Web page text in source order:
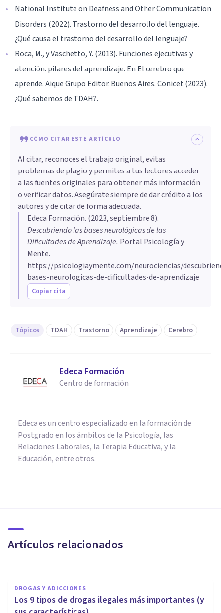
National Institute on Deafness and Other Communication
Disorders (2022). Trastorno del desarrollo del lenguaje.
¿Qué causa el trastorno del desarrollo del lenguaje?
Roca, M., y Vaschetto, Y. (2013). Funciones ejecutivas y
atención: pilares del aprendizaje. En El cerebro que
aprende. Aique Grupo Editor. Buenos Aires. Conicet (2023).
¿Qué sabemos de TDAH?.
CÓMO CITAR ESTE ARTÍCULO
Al citar, reconoces el trabajo original, evitas
problemas de plagio y permites a tus lectores acceder
a las fuentes originales para obtener más información
o verificar datos. Asegúrate siempre de dar crédito a los
autores y de citar de forma adecuada.
Edeca Formación. (2023, septiembre 8).
Descubriendo las bases neurológicas de las
Dificultades de Aprendizaje. Portal Psicología y
Mente.
https://psicologiaymente.com/neurociencias/
bases-neurologicas-de-dificultades-de-aprendizaje
Copiar cita
Tópicos TDAH Trastorno Aprendizaje Cerebro
Edeca Formación
Centro de formación
Edeca es un centro especializado en la formación de
Postgrado en los ámbitos de la Psicología, las
Relaciones Laborales, la Terapia Educativa, y la
Educación, entre otros.
Artículos relacionados
el cerebro
DROGAS Y ADICCIONES
Los 9 tipos de drogas ilegales más importantes (y